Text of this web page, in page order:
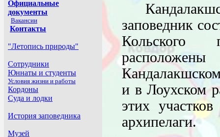
заповедник
Кольского
и в Лоухском
этих
архипелаги.